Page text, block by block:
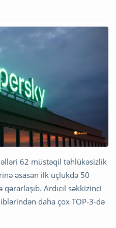
62 müstəqil təhlükəsizlik
əsasən ilk üçlükdə 50
Ardıcıl səkkizinci
daha çox TOP-3-də